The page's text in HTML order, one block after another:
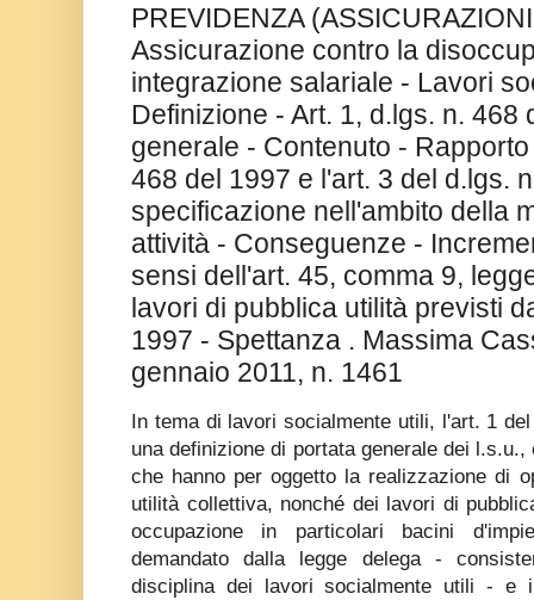
PREVIDENZA
Assicurazione contro la
integrazione salariale - Lavori
Definizione - Art. 1, d.lgs. n. 468
generale - Contenuto -
468 del 1997 e l'art. 3 del d.lgs.
specificazione nell'ambito della
attività - Conseguenze -
sensi dell'art. 45, comma 9,
lavori di pubblica utilità previsti
1997 - Spettanza . Massima
gennaio 2011, n. 1461
In tema di lavori socialmente utili, l'art. 1
una definizione di portata generale dei
che hanno per oggetto la realizzazione di
utilità collettiva, nonché dei lavori di
occupazione in particolari bacini
demandato dalla legge delega -
disciplina dei lavori socialmente utili - e